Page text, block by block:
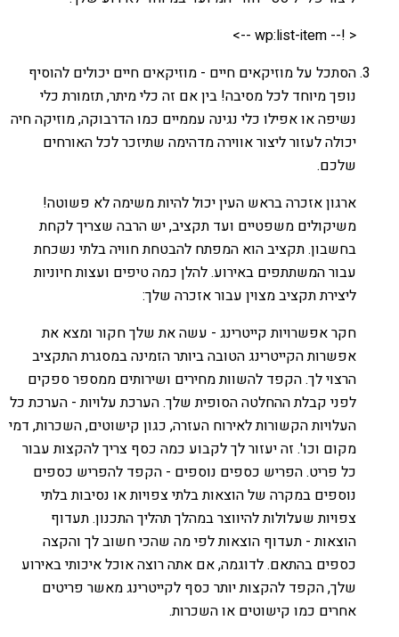
< !-- wp:list-item -->
הסתכל על מוזיקאים חיים - מוזיקאים חיים יכולים להוסיף
נופך מיוחד לכל מסיבה! בין אם זה כלי מיתר, תזמורת כלי
נשיפה או אפילו כלי נגינה עממיים כמו הדרבוקה, מוזיקה חיה
יכולה לעזור ליצור אווירה מדהימה שתיזכר לכל האורחים
שלכם.
ארגון אזכרה בראש העין יכול להיות משימה לא פשוטה!
משיקולים משפטיים ועד תקציב, יש הרבה שצריך לקחת
בחשבון. תקציב הוא המפתח להבטחת חוויה בלתי נשכחת
עבור המשתתפים באירוע. להלן כמה טיפים ועצות חיוניות
ליצירת תקציב מצוין עבור אזכרה שלך:
חקר אפשרויות קייטרינג - עשה את שלך חקור ומצא את
אפשרות הקייטרינג הטובה ביותר הזמינה במסגרת התקציב
הרצוי לך. הקפד להשוות מחירים ושירותים ממספר ספקים
לפני קבלת ההחלטה הסופית שלך. הערכת עלויות - הערכת כל
העלויות הקשורות לאירוח העזרה, כגון קישוטים, השכרות, דמי
מקום וכו'. זה יעזור לך לקבוע כמה כסף צריך להקצות עבור
כל פריט. הפריש כספים נוספים - הקפד להפריש כספים
נוספים במקרה של הוצאות בלתי צפויות או נסיבות בלתי
צפויות שעלולות להיווצר במהלך תהליך התכנון. תעדוף
הוצאות - תעדוף הוצאות לפי מה שהכי חשוב לך והקצה
כספים בהתאם. לדוגמה, אם אתה רוצה אוכל איכותי באירוע
שלך, הקפד להקצות יותר כסף לקייטרינג מאשר פריטים
אחרים כמו קישוטים או השכרות.